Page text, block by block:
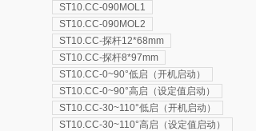
ST10.CC-090MOL1
ST10.CC-090MOL2
ST10.CC-探杆12*68mm
ST10.CC-探杆8*97mm
ST10.CC-0~90°低启（开机启动）
ST10.CC-0~90°高启（设定值启动）
ST10.CC-30~110°低启（开机启动）
ST10.CC-30~110°高启（设定值启动）